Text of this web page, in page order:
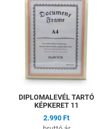
DIPLOMALEVÉL TARTÓ
KÉPKERET 11
2.990 Ft